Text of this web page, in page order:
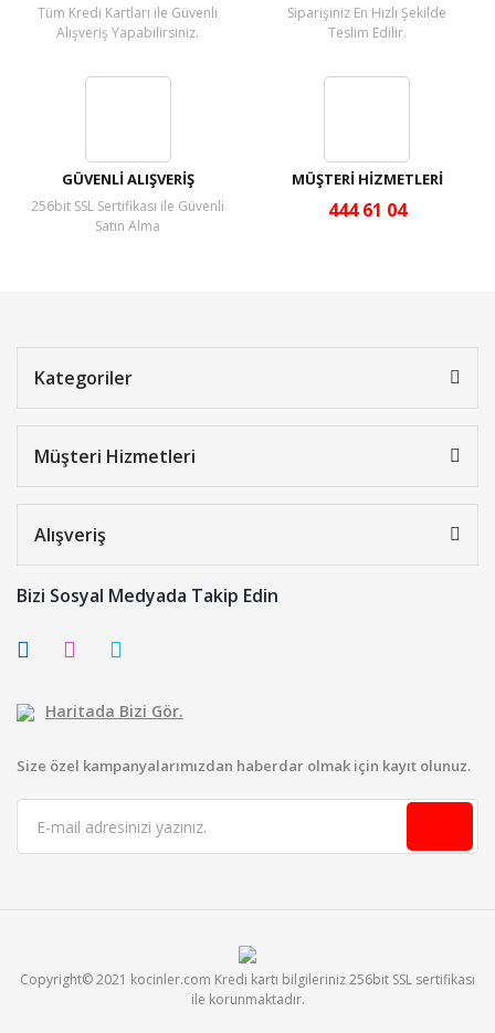
Tüm Kredi Kartları ile Güvenli
Alışveriş Yapabilirsiniz.
Siparişiniz En Hızlı Şekilde
Teslim Edilir.
GÜVENLİ ALIŞVERİŞ
256bit SSL Sertifikası ile Güvenli
Satın Alma
MÜŞTERİ HİZMETLERİ
444 61 04
Kategoriler
Müşteri Hizmetleri
Alışveriş
Bizi Sosyal Medyada Takip Edin
Haritada Bizi Gör.
Size özel kampanyalarımızdan haberdar olmak için kayıt olunuz.
Copyright© 2021 kocinler.com Kredi kartı bilgileriniz 256bit SSL sertifikası
ile korunmaktadır.